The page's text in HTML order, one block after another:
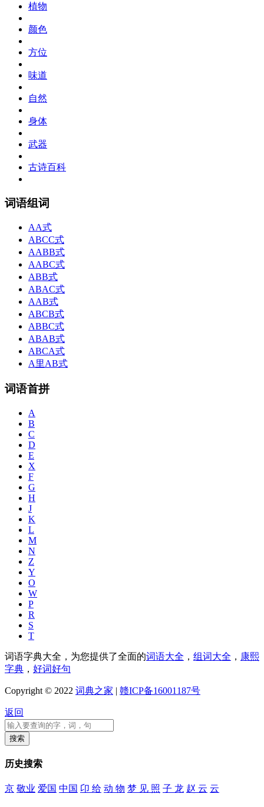
植物
颜色
方位
味道
自然
身体
武器
古诗百科
词语组词
AA式
ABCC式
AABB式
AABC式
ABB式
ABAC式
AAB式
ABCB式
ABBC式
ABAB式
ABCA式
A里AB式
词语首拼
A
B
C
D
E
X
F
G
H
J
K
L
M
N
Z
Y
O
W
P
R
S
T
词语字典大全，为您提供了全面的词语大全 ， 组词大全 ， 康熙
字典 ， 好词好句
Copyright © 2022 词典之家 | 赣ICP备16001187号
返回
历史搜索
京 敬业 爱国 中国 卬 给 动 物 梦 见 照 子 龙 赵 云 云